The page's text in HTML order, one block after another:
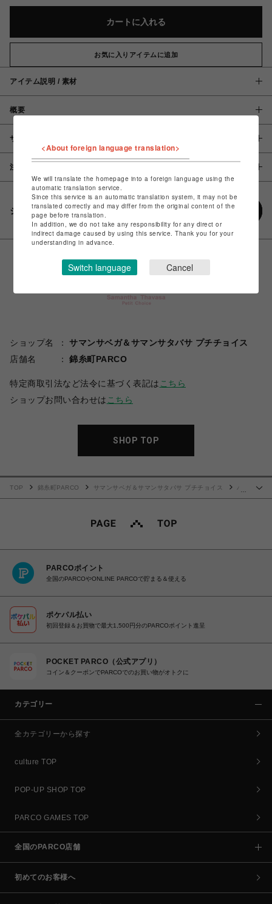
カートに入れる
お気に入りアイテムに追加
アイテム説明 / 素材
概要
サイズ
注意事項
シェアする
ショップ名
サマンサベガ＆サマンサタバサ プチチョイス
店舗名
錦糸町PARCO
特定商取引法など法令に基づく表記は こちら
ショップお問い合わせは こちら
SHOP TOP
TOP 錦糸町PARCO サマンサベガ＆サマンサタバサ プチチョイス
バ
PARCOポイント
全国のPARCOやONLINE PARCOで貯まる＆使える
ポケパル払い
初回登録＆お買物で最大1,500円分のPARCOポイント進呈
POCKET PARCO（公式アプリ）
コイン＆クーポンでPARCOでのお買い物がオトクに
カテゴリー
全カテゴリーから探す
culture TOP
POP-UP SHOP TOP
PARCO GAMES TOP
全国のPARCO店舗
初めてのお客様へ
<About foreign language translation>
We will translate the homepage into a foreign language using the
automatic translation service.
Since this service is an automatic translation system, it may not be
translated correctly and may differ from the original content of the
page before translation.
In addition, we do not take any responsibility for any direct or
indirect damage caused by using this service. Thank you for your
understanding in advance.
Switch language Cancel